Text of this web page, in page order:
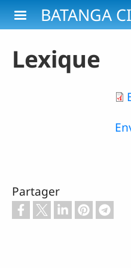
Aller au contenu
BATANGA
Lexique
Partager